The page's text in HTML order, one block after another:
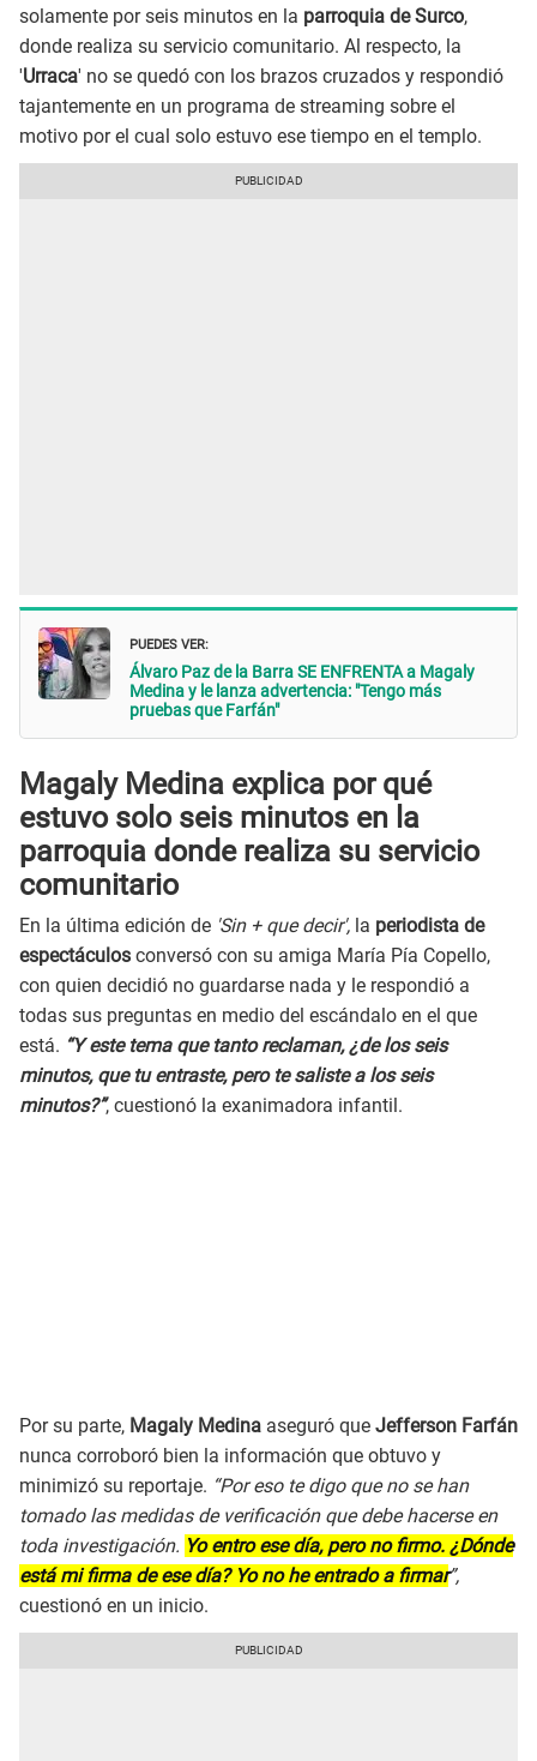
solamente por seis minutos en la parroquia de Surco,
donde realiza su servicio comunitario. Al respecto, la
'Urraca' no se quedó con los brazos cruzados y respondió
tajantemente en un programa de streaming sobre el
motivo por el cual solo estuvo ese tiempo en el templo.
PUEDES VER:
Álvaro Paz de la Barra SE ENFRENTA a Magaly
Medina y le lanza advertencia: "Tengo más
pruebas que Farfán"
Magaly Medina explica por qué
estuvo solo seis minutos en la
parroquia donde realiza su servicio
comunitario
En la última edición de 'Sin + que decir', la periodista de
espectáculos conversó con su amiga María Pía Copello,
con quien decidió no guardarse nada y le respondió a
todas sus preguntas en medio del escándalo en el que
está. “Y este tema que tanto reclaman, ¿de los seis
minutos, que tu entraste, pero te saliste a los seis
minutos?”, cuestionó la exanimadora infantil.
Por su parte, Magaly Medina aseguró que Jefferson Farfán
nunca corroboró bien la información que obtuvo y
minimizó su reportaje. “Por eso te digo que no se han
tomado las medidas de verificación que debe hacerse en
toda investigación. Yo entro ese día, pero no firmo. ¿Dónde
está mi firma de ese día? Yo no he entrado a firmar”,
cuestionó en un inicio.